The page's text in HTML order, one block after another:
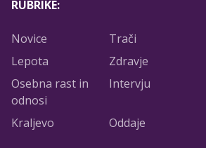
RUBRIKE:
Novice Trači
Lepota
Zdravje
Osebna rast in
odnosi
Intervju
Kraljevo Oddaje